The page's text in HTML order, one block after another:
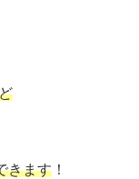
きます ！